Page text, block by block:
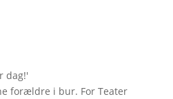
dag!'
forældre i bur. For Teater